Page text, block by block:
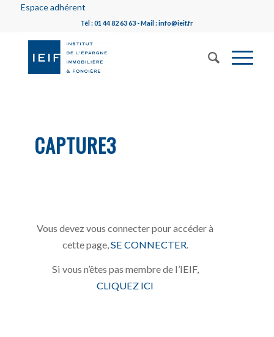
Espace adhérent
Tél : 01 44 82 63 63 - Mail : info@ieif.fr
CAPTURE3
Vous devez vous connecter pour accéder à
cette page, SE CONNECTER
Si vous n’êtes pas membre de l’IEIF,
CLIQUEZ ICI